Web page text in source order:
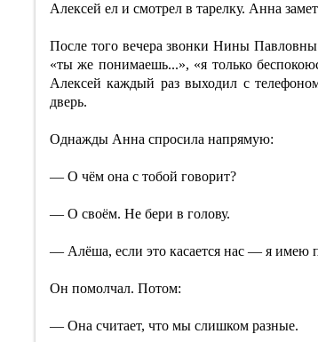
Алексей ел и смотрел в тарелку. Анна
После того вечера звонки Нины
«ты же понимаешь...», «я только
Алексей каждый раз выходил с
дверь.
Однажды Анна спросила напрямую:
— О чём она с тобой говорит?
— О своём. Не бери в голову.
— Алёша, если это касается нас — я имею
Он помолчал. Потом:
— Она считает, что мы слишком разные.